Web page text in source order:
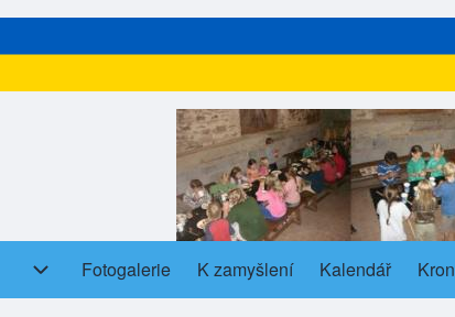
Zveme... sub-navigation
Fotogalerie
(opens in new tab)K zamyšlení Kalendář